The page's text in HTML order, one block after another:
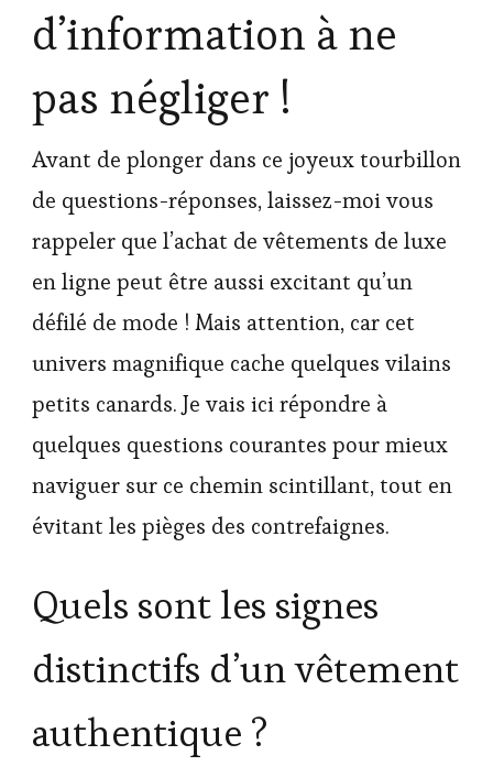
d’information à ne
pas négliger !
Avant de plonger dans ce joyeux tourbillon
de questions-réponses, laissez-moi vous
rappeler que l’achat de vêtements de luxe
en ligne peut être aussi excitant qu’un
défilé de mode ! Mais attention, car cet
univers magnifique cache quelques vilains
petits canards. Je vais ici répondre à
quelques questions courantes pour mieux
naviguer sur ce chemin scintillant, tout en
évitant les pièges des contrefaignes.
Quels sont les signes
distinctifs d’un vêtement
authentique ?